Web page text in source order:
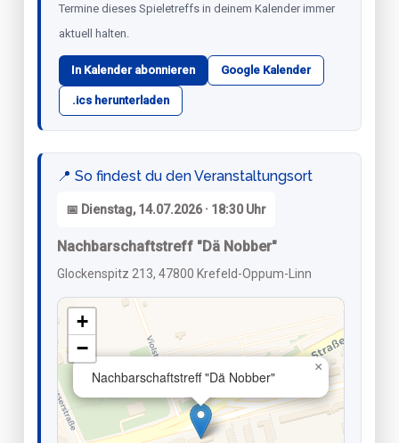
Termine dieses Spieletreffs in deinem Kalender immer
aktuell halten.
In Kalender abonnieren Google Kalender
.ics herunterladen
📍 So findest du den Veranstaltungsort
📅 Dienstag, 14.07.2026 · 18:30 Uhr
Nachbarschaftstreff "Dä Nobber"
Glockenspitz 213, 47800 Krefeld-Oppum-Linn
Nachbarschaftstreff "Dä Nobber"
×
+
−